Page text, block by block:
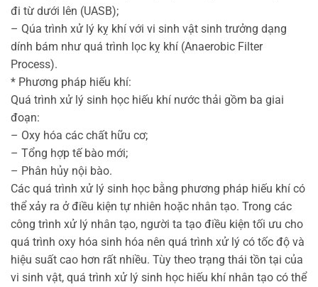
đi từ dưới lên (UASB);
– Qúa trình xử lý kỵ khí với vi sinh vật sinh trưởng dạng
dính bám như quá trình lọc kỵ khí (Anaerobic Filter
Process).
* Phương pháp hiếu khí:
Quá trình xử lý sinh học hiếu khí nước thải gồm ba giai
đoạn:
– Oxy hóa các chất hữu cơ;
– Tổng hợp tế bào mới;
– Phân hủy nội bào.
Các quá trình xử lý sinh học bằng phương pháp hiếu khí có
thể xảy ra ở điều kiện tự nhiên hoặc nhân tạo. Trong các
công trình xử lý nhân tạo, người ta tạo điều kiện tối ưu cho
quá trình oxy hóa sinh hóa nên quá trình xử lý có tốc độ và
hiệu suất cao hơn rất nhiều. Tùy theo trạng thái tồn tại của
vi sinh vật, quá trình xử lý sinh học hiếu khí nhân tạo có thể